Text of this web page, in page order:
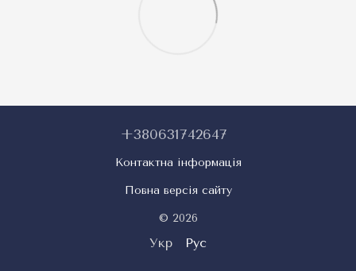
+380631742647
Контактна інформація
Повна версія сайту
© 2026
Укр Рус